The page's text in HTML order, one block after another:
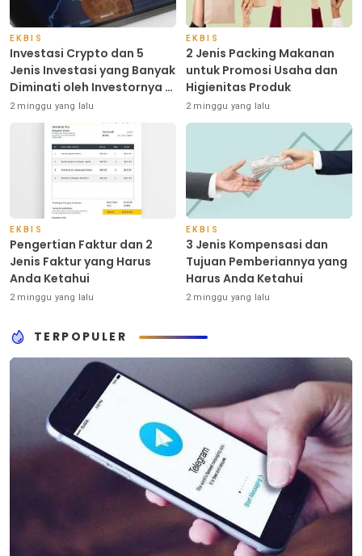
EKBIS
Investasi Crypto dan 5
Jenis Investasi yang Banyak
Diminati oleh Investornya di
Indonesia
2 minggu yang lalu
EKBIS
2 Jenis Packing Makanan
untuk Promosi Usaha dan
Higienitas Produk
2 minggu yang lalu
EKBIS
Pengertian Faktur dan 2
Jenis Faktur yang Harus
Anda Ketahui
2 minggu yang lalu
EKBIS
3 Jenis Kompensasi dan
Tujuan Pemberiannya yang
Harus Anda Ketahui
2 minggu yang lalu
TERPOPULER